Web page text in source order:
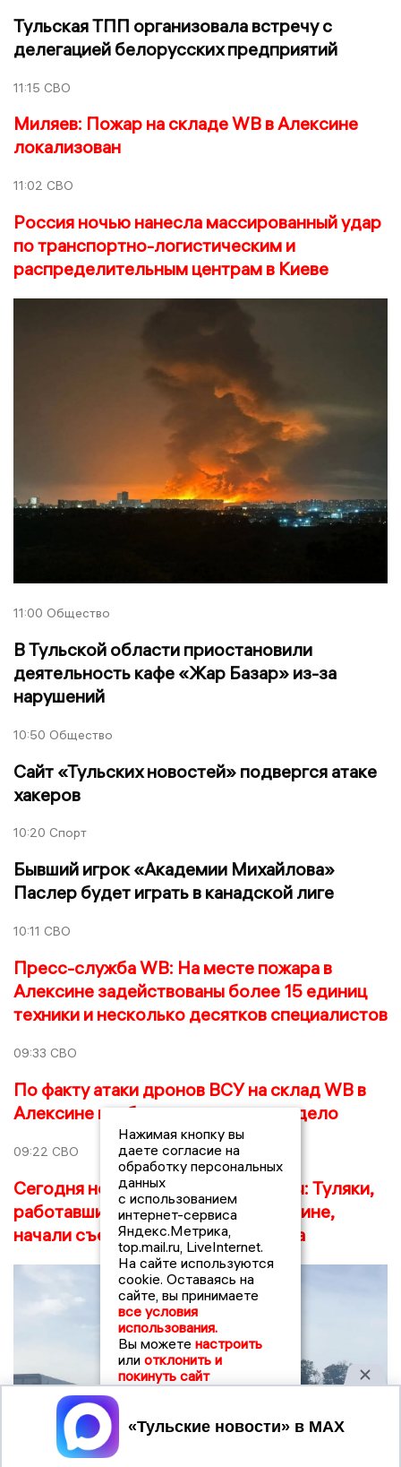
Тульская ТПП организовала встречу с
делегацией белорусских предприятий
11:15 СВО
Миляев: Пожар на складе WB в Алексине
локализован
11:02 СВО
Россия ночью нанесла массированный удар
по транспортно-логистическим и
распределительным центрам в Киеве
11:00 Общество
В Тульской области приостановили
деятельность кафе «Жар Базар» из-за
нарушений
10:50 Общество
Сайт «Тульских новостей» подвергся атаке
хакеров
10:20 Спорт
Бывший игрок «Академии Михайлова»
Паслер будет играть в канадской лиге
10:11 СВО
Пресс-служба WB: На месте пожара в
Алексине задействованы более 15 единиц
техники и несколько десятков специалистов
09:33 СВО
По факту атаки дронов ВСУ на склад WB в
Алексине возбуждено уголовное дело
09:22 СВО
Сегодня ночью я лишилась работы: Туляки,
работавшие на складе WB в Алексине,
начали съезжаться к месту пожара
Нажимая кнопку вы
даете согласие на
обработку персональных
данных
с использованием
интернет-сервиса
Яндекс.Метрика,
top.mail.ru, LiveInternet.
На сайте используются
cookie. Оставаясь на
сайте, вы принимаете
все условия
использования.
Вы можете настроить
или отклонить и
покинуть сайт
Принять